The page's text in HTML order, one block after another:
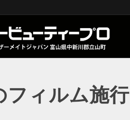
フィルム施行